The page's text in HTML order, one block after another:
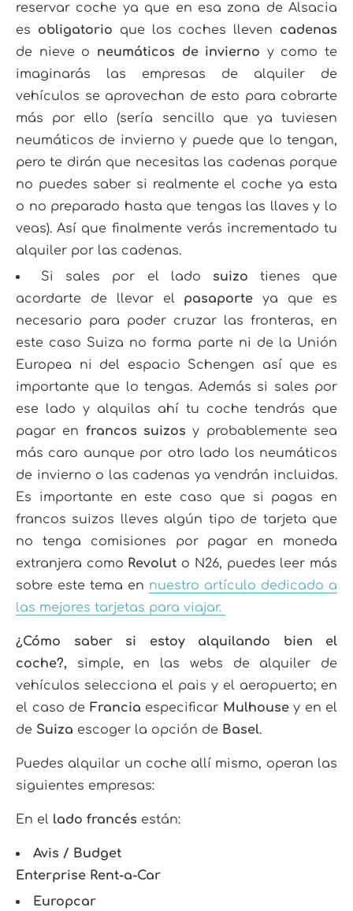
reservar coche ya que en esa zona de Alsacia
es obligatorio que los coches lleven cadenas
de nieve o neumáticos de invierno y como te
imaginarás las empresas de alquiler de
vehículos se aprovechan de esto para cobrarte
más por ello (sería sencillo que ya tuviesen
neumáticos de invierno y puede que lo tengan,
pero te dirán que necesitas las cadenas porque
no puedes saber si realmente el coche ya esta
o no preparado hasta que tengas las llaves y lo
veas). Así que finalmente verás incrementado tu
alquiler por las cadenas.
Si sales por el lado suizo tienes que
acordarte de llevar el pasaporte ya que es
necesario para poder cruzar las fronteras, en
este caso Suiza no forma parte ni de la Unión
Europea ni del espacio Schengen así que es
importante que lo tengas. Además si sales por
ese lado y alquilas ahí tu coche tendrás que
pagar en francos suizos y probablemente sea
más caro aunque por otro lado los neumáticos
de invierno o las cadenas ya vendrán incluidas.
Es importante en este caso que si pagas en
francos suizos lleves algún tipo de tarjeta que
no tenga comisiones por pagar en moneda
extranjera como Revolut o N26, puedes leer más
sobre este tema en nuestro artículo dedicado a
las mejores tarjetas para viajar.
¿Cómo saber si estoy alquilando bien el
coche?, simple, en las webs de alquiler de
vehículos selecciona el pais y el aeropuerto; en
el caso de Francia especificar Mulhousey en el
de Suiza escoger la opción de Basel.
Puedes alquilar un coche allí mismo, operan las
siguientes empresas:
En el lado francés están:
Avis / Budget
Enterprise Rent-a-Car
Europcar